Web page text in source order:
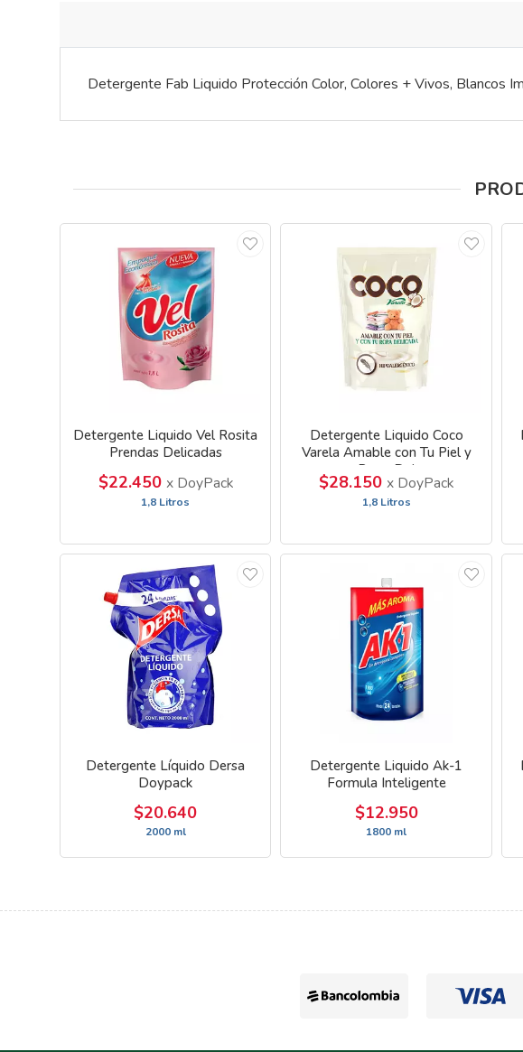
Detergente Fab Liquido Protección Color, Colores + Vivos, Blancos
Detergente Liquido Vel Rosita
Prendas Delicadas
$22.450 x DoyPack
1,8 Litros
Detergente Liquido Coco
Varela Amable con Tu Piel y
Ropa Del
$28.150x DoyPack
1,8 Litros
Detergente Líquido Dersa
Doypack
$20.640
2000 ml
Detergente Liquido Ak-1
Formula Inteligente
$12.950
1800 ml